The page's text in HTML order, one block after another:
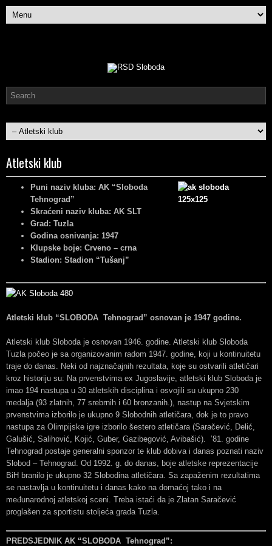
Atletski klub
Puni naziv kluba: AK “Sloboda
Tehnograd”
Skraćeni naziv kluba: AK SLT
Grad: Tuzla
Godina osnivanja: 1947
Klupske boje: Crveno – crna
Stadion: Stadion “Tušanj”
Atletski klub “SLOBODA Tehnograd” osnovan je 1947 godine.
Atletski klub Sloboda je osnovan 1946. godine. Atletski klub Sloboda
Tuzla počeo je sa organizovanim radom 1947. godine, koji u kontinuitetu
traje do danas. Neki od najznačajnih rezultata, koje su ostvarili atletičari
kroz historiju su: Na prvenstvima ex Jugoslavije, atletski klub Sloboda je
imao 194 nastupa u 30 atletskih disciplina i osvojili su ukupno 230
medalja (93 zlatnih, 77 srebrnih i 60 bronzanih.), nastup na Svjetskim
prvenstvima izborilo je ukupno 9 Slobodnih atletičara, dok je to pravo
nastupa za Olimpijske igre izborilo šestero atletičara (Saračević, Delić,
Galušić, Salihović, Kojić, Guber, Gazibegović, Avibašić). ’81. godine
Tehnograd postaje generalni sponzor te klub dobiva i danas poznati naziv
Slobod – Tehnograd. Od 1992. g. do danas, boje atletske reprezentacije
BiH branilo je ukupno 32 Slobodina atletičara. Sa zapaženim rezultatima
se nastavlja u kontinuitetu i danas kako na domaćoj tako i na
međunarodnoj atletskoj sceni. Treba istaći da je Zlatan Saračević
proglašen za sportistu stoljeća grada Tuzla.
PREDSJEDNIK AK “SLOBODA Tehnograd”: